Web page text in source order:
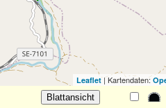
Leaflet| Kartendaten: